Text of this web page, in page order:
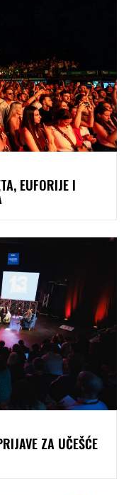
EUFORIJE I
ZA UČEŠĆE